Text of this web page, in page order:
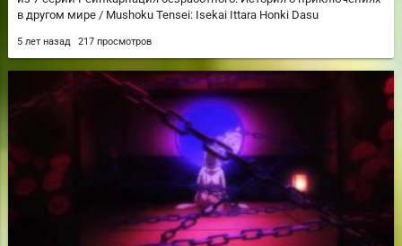
в другом мире / Mushoku Tensei: Isekai Ittara Honki Dasu
5 лет назад 217 просмотров